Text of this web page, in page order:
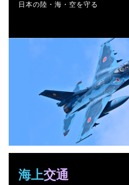
日本の陸・海・空を守る
海上交通